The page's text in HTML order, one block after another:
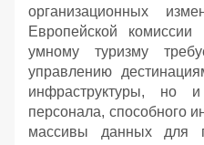
организационных
Европейской
умному туризму
управлению
инфраструктуры, но и
персонала, способного
массивы данных для